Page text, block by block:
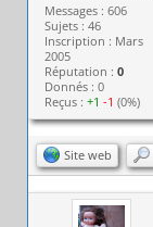
Messages : 606
Sujets : 46
Inscription : Mars
2005
Réputation :0
Donnés : 0
Reçus :+1 -1 (0%)
Site web